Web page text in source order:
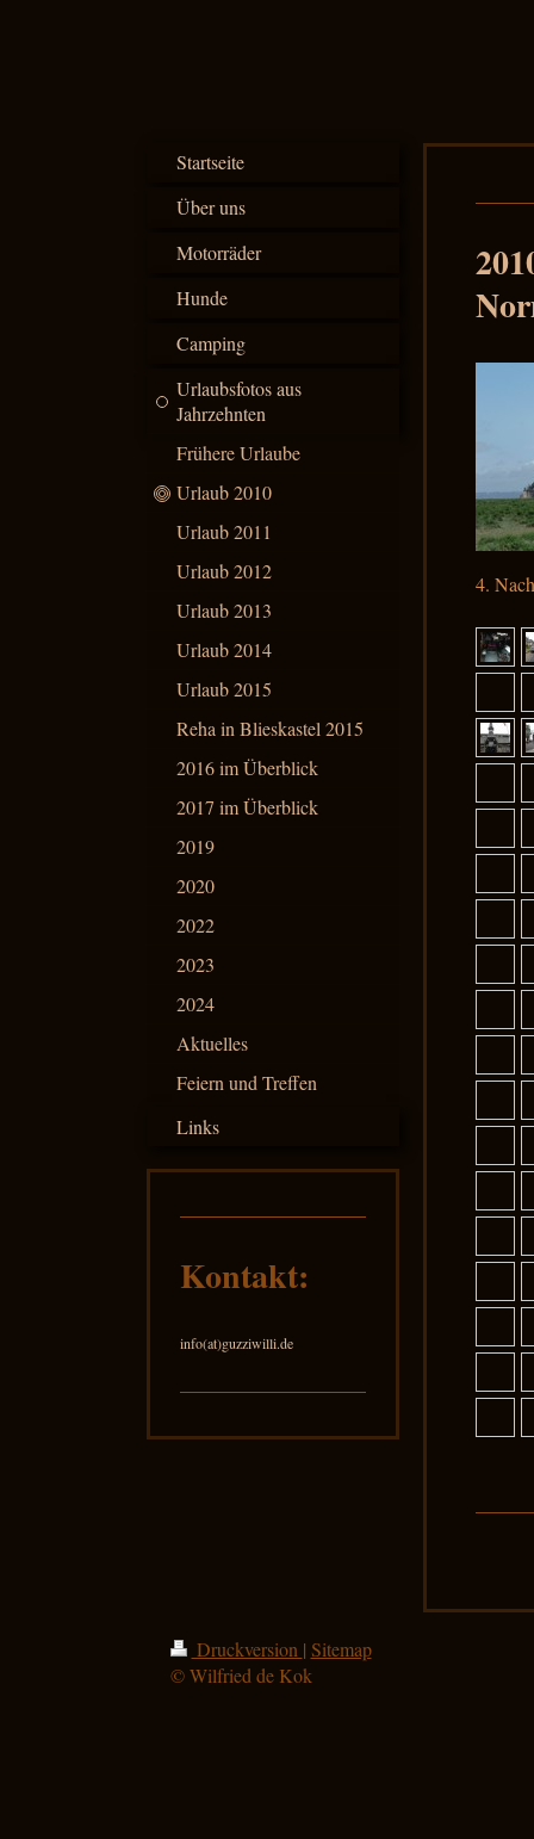
Startseite
Über uns
Motorräder
Hunde
Camping
Urlaubsfotos aus
Jahrzehnten
Frühere Urlaube
Urlaub 2010
Urlaub 2011
Urlaub 2012
Urlaub 2013
Urlaub 2014
Urlaub 2015
Reha in Blieskastel 2015
2016 im Überblick
2017 im Überblick
2019
2020
2022
2023
2024
Aktuelles
Feiern und Treffen
Links
Kontakt:
info(at)guzziwilli.de
4.
Druckversion | Sitemap
© Wilfried de Kok